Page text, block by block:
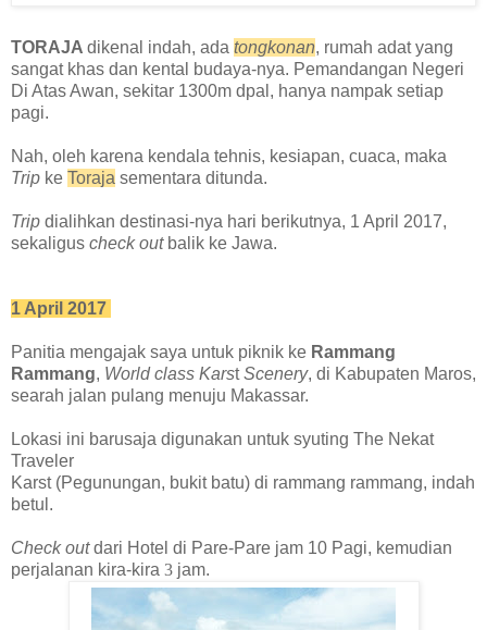
TORAJA dikenal indah, ada tongkonan, rumah adat yang
sangat khas dan kental budaya-nya. Pemandangan Negeri
Di Atas Awan, sekitar 1300m dpal, hanya nampak setiap
pagi.
Nah, oleh karena kendala tehnis, kesiapan, cuaca, maka
Trip ke Toraja sementara ditunda.
Trip dialihkan destinasi-nya hari berikutnya, 1 April 2017,
sekaligus check out balik ke Jawa.
1 April 2017
Panitia mengajak saya untuk piknik ke Rammang
Rammang, World class KarstScenery, di Kabupaten Maros,
searah jalan pulang menuju Makassar.
Lokasi ini barusaja digunakan untuk syuting The Nekat
Traveler
Karst (Pegunungan, bukit batu) di rammang rammang, indah
betul.
Check outdari Hotel di Pare-Pare jam 10 Pagi, kemudian
perjalanan kira-kira 3 jam.